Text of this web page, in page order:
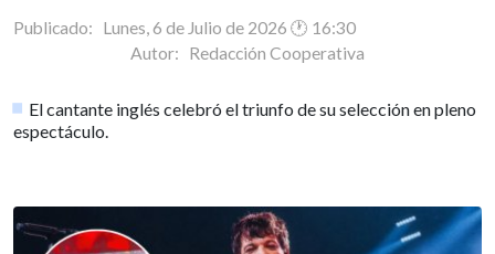
Publicado: Lunes, 6 de Julio de 2026 🕐 16:30
Autor: Redacción Cooperativa
El cantante inglés celebró el triunfo de su selección en pleno
espectáculo.